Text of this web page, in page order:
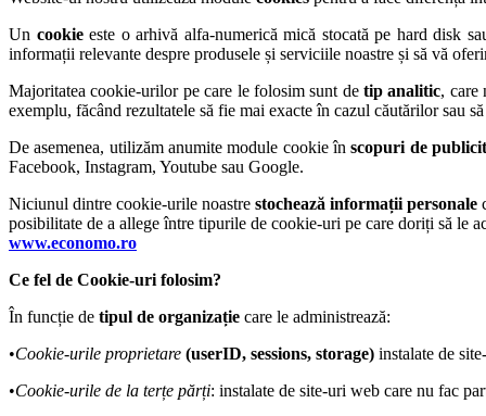
Un cookieeste o arhivă alfa-numerică mică stocată pe hard disk
informații relevante despre produsele și serviciile noastre și să vă
Majoritatea cookie-urilor pe care le folosim sunt de tip analitic, care
exemplu, făcând rezultatele să fie mai exacte în cazul căutărilor sau
De asemenea, utilizăm anumite module cookie înscopuri de
Facebook, Instagram, Youtube sau Google.
Niciunul dintre cookie-urile noastre stochează informații personale
posibilitate de a allege între tipurile de cookie-uri pe care doriți să le
www.economo.ro
Ce fel de Cookie-uri folosim?
În funcție de tipul de organizație care le administrează:
•Cookie-urile proprietare (userID, sessions, storage) instalate de
•Cookie-urile de la terțe părți: instalate de site-uri web care nu fac